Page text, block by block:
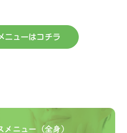
ニューはコチラ
メニュー（全身）